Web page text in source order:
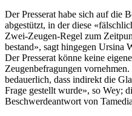
Der Presserat habe sich auf die
abgestützt, in der diese
Zwei-Zeugen-Regel zum
bestand», sagt hingegen Ursina
Der Presserat könne keine
Zeugenbefragungen
bedauerlich, dass indirekt die
Frage gestellt wurde», so Wey;
Beschwerdeantwort von